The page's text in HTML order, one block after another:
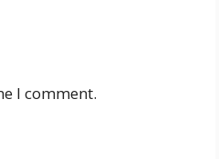
I comment.